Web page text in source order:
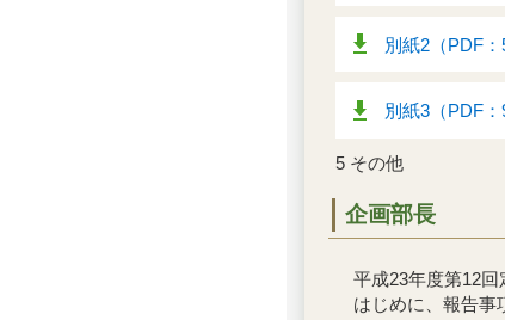
別紙2（PDF：
別紙3（PDF：
5 その他
企画部長
平成23年度第12回
はじめに、報告事